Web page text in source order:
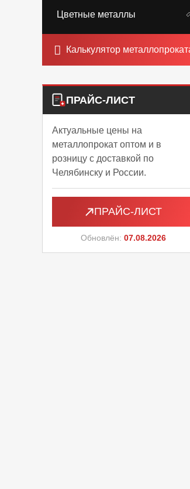
Цветные металлы
Калькулятор
ПРАЙС-ЛИСТ
Актуальные цены на
металлопрокат оптом и в
розницу с доставкой по
Челябинску и России.
ПРАЙС-ЛИСТ
Обновлён: 07.08.2026